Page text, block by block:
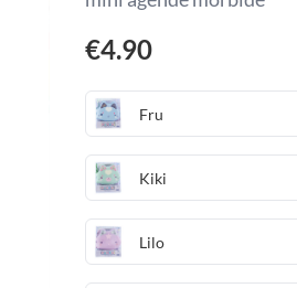
€4.90
Fru
Kiki
Lilo